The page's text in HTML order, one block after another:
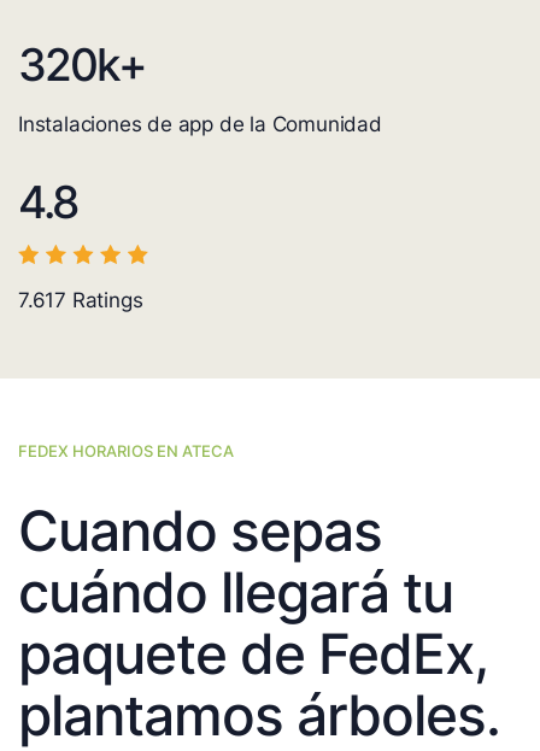
320k+
Instalaciones de app de la Comunidad
4.8
7.617 Ratings
FEDEX HORARIOS EN ATECA
Cuando sepas
cuándo llegará tu
paquete de FedEx,
plantamos árboles.